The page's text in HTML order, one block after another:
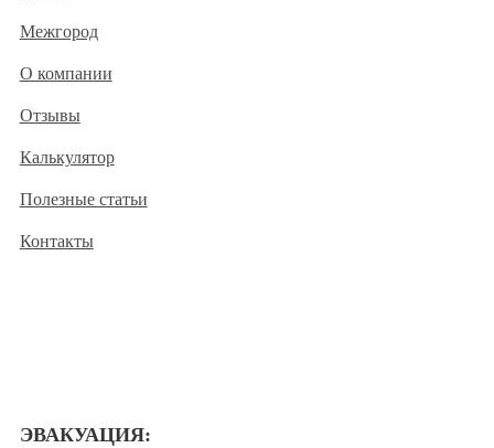
Межгород
О компании
Отзывы
Калькулятор
Полезные статьи
Контакты
ЭВАКУАЦИЯ: